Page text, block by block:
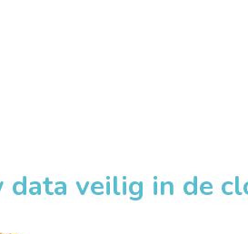
data veilig in de